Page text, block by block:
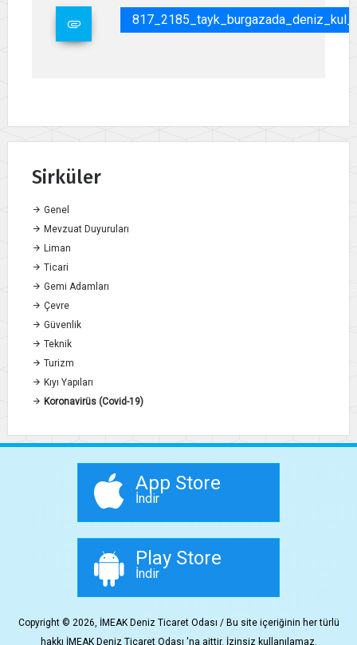
Sirküler
Genel
Mevzuat Duyuruları
Liman
Ticari
Gemi Adamları
Çevre
Güvenlik
Teknik
Turizm
Kıyı Yapıları
Koronavirüs (Covid-19)
App Store
İndir
Play Store
İndir
Copyright © 2026, İMEAK Deniz Ticaret Odası / Bu site içeriğinin her türlü
hakkı İMEAK Deniz Ticaret Odası 'na aittir. İzinsiz kullanılamaz.